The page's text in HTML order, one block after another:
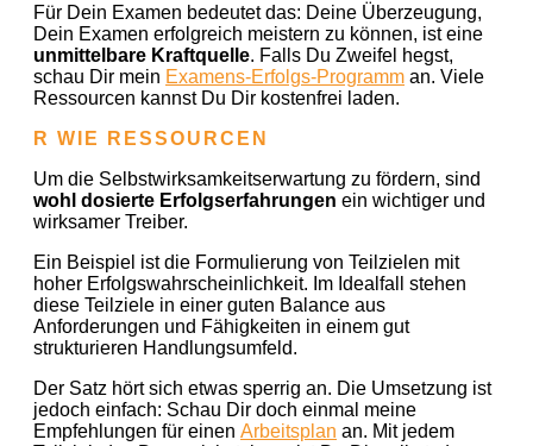
Für Dein Examen bedeutet das: Deine Überzeugung,
Dein Examen erfolgreich meistern zu können, ist eine
unmittelbare Kraftquelle. Falls Du Zweifel hegst,
schau Dir mein Examens-Erfolgs-Programm an. Viele
Ressourcen kannst Du Dir kostenfrei laden.
R WIE RESSOURCEN
Um die Selbstwirksamkeitserwartung zu fördern, sind
wohl dosierte Erfolgserfahrungen ein wichtiger und
wirksamer Treiber.
Ein Beispiel ist die Formulierung von Teilzielen mit
hoher Erfolgswahrscheinlichkeit. Im Idealfall stehen
diese Teilziele in einer guten Balance aus
Anforderungen und Fähigkeiten in einem gut
strukturieren Handlungsumfeld.
Der Satz hört sich etwas sperrig an. Die Umsetzung ist
jedoch einfach: Schau Dir doch einmal meine
Empfehlungen für einen Arbeitsplan an. Mit jedem